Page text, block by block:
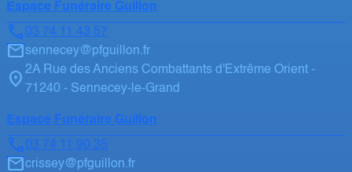
Espace Funéraire Guillon
03 74 11 43 57
sennecey@pfguillon.fr
2A Rue des Anciens Combattants d'Extrême Orient -
71240 - Sennecey-le-Grand
Espace Funéraire Guillon
03 74 11 90 35
crissey@pfguillon.fr